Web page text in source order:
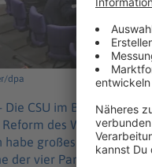
dpa
Die CSU im Bundestag
des Wahlrechts
habe großes Vertrauen,
der vier